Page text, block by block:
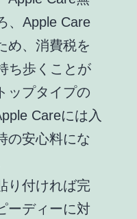
、Apple Care
め、消費税を
ち歩くことが
ップタイプの
Careには入
の安心料にな
り付ければ完
ーディーに対